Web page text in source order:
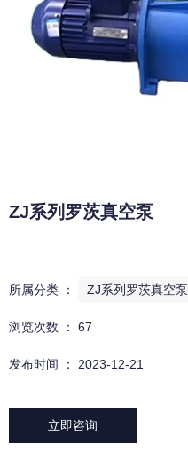
ZJ系列罗茨真空泵
所属分类 ： ZJ系列罗茨真空泵
浏览次数 ： 67
发布时间 ： 2023-12-21
立即咨询